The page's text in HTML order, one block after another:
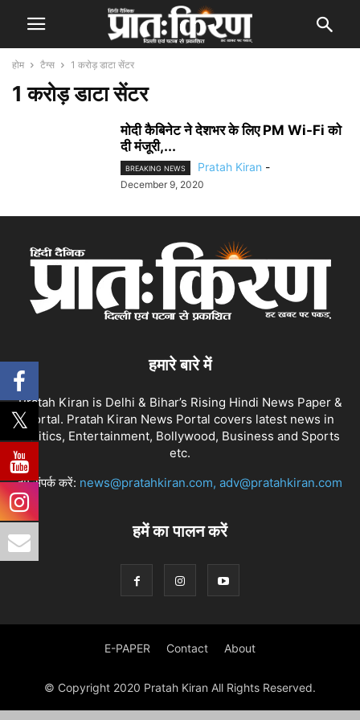
होम टैग्स 1 करोड़ डाटा सेंटर
1 करोड़ डाटा सेंटर
मोदी कैबिनेट ने देशभर के लिए PM Wi-Fi को
दी मंजूरी,...
BREAKING NEWS Pratah Kiran -
December 9, 2020
हमारे बारे में
Pratah Kiran is Delhi & Bihar’s Rising Hindi News Paper &
Portal. Pratah Kiran News Portal covers latest news in
Politics, Entertainment, Bollywood, Business and Sports
etc.
हमें संपर्क करें: news@pratahkiran.com, adv@pratahkiran.com
हमें का पालन करें
E-PAPER Contact About
© Copyright 2020 Pratah Kiran All Rights Reserved.